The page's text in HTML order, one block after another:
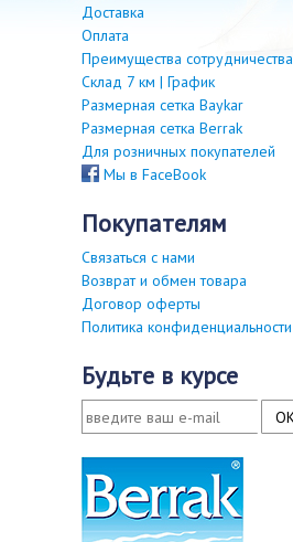
Доставка
Оплата
Преимущества сотрудничества
Склад 7 км | График
Размерная сетка Baykar
Размерная сетка Berrak
Для розничных покупателей
Мы в FaceBook
покупателям
Связаться с нами
Возврат и обмен товара
Договор оферты
Политика конфиденциальности
будьте в курсе